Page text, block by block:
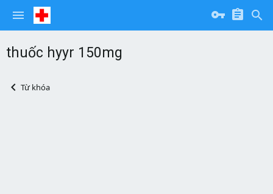
thuốc hyyr 150mg
Từ khóa